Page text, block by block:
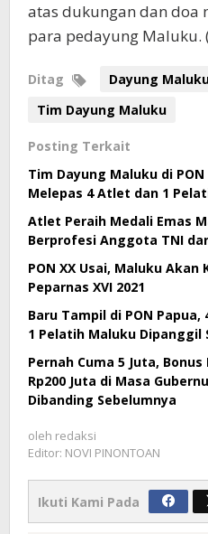
atas dukungan dan doa
para pedayung Maluku.
Ditag Dayung
Tim Dayung Maluku
Posting Terkait
Tim Dayung Maluku di
Melepas 4 Atlet dan 1
Atlet Peraih Medali Emas
Berprofesi Anggota TNI
PON XX Usai, Maluku
Peparnas XVI 2021
Baru Tampil di PON
1 Pelatih Maluku Dipanggil
Pernah Cuma 5 Juta, Bonus
Rp200 Juta di Masa
Dibanding Sebelumnya
oleh redaksi
Editor: NOVI PINONTOAN
Ikuti Kami Pada